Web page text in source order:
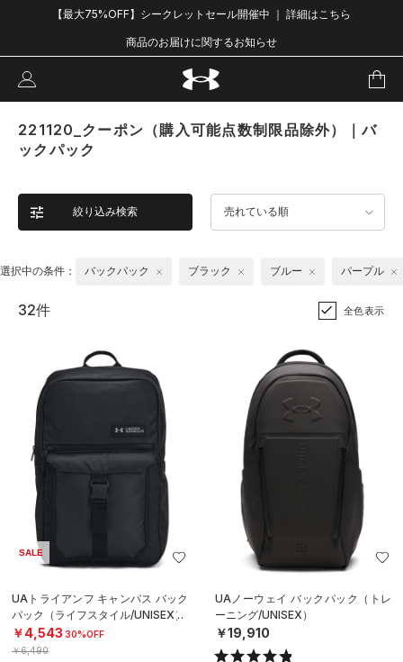
【最大75%OFF】シークレットセール開催中 ｜ 詳細はこちら
商品のお届けに関するお知らせ
221120_クーポン（購入可能点数制限品除外）｜バ
ックパック
絞り込み検索 売れている順
選択中の条件： バックパック ブラック ブルー パープル
32件 全色表示
SALE
UAトライアンフ キャンパス バック
パック（ライフスタイル/UNISEX）
￥4,543 30%OFF
￥6,490
UAノーウェイ バックパック（トレ
ーニング/UNISEX）
￥19,910